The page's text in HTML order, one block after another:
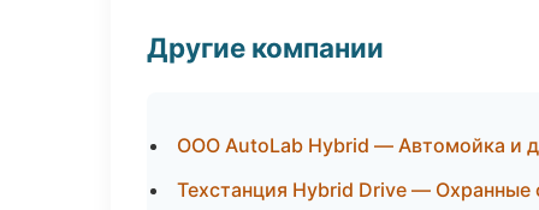
Другие компании
ООО AutoLab Hybrid — Автомойка и
Техстанция Hybrid Drive — Охранные